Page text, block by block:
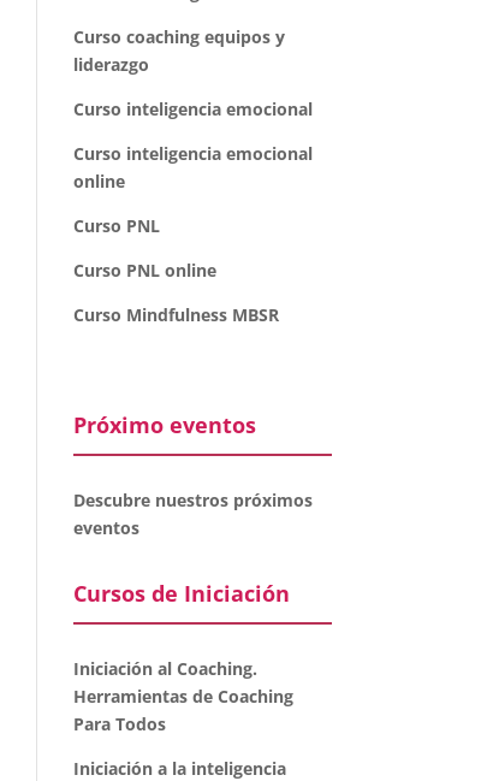
Curso coaching equipos y
liderazgo
Curso inteligencia emocional
Curso inteligencia emocional
online
Curso PNL
Curso PNL online
Curso Mindfulness MBSR
Próximo eventos
Descubre nuestros próximos
eventos
Cursos de Iniciación
Iniciación al Coaching.
Herramientas de Coaching
Para Todos
Iniciación a la inteligencia